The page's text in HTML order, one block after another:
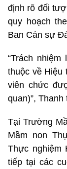
định rõ đối
quy hoạch
Ban Cán sự
“Trách
thuộc về Hiệu
viên chức
quan)”,
Tại Trường
Mầm non
Thực nghiệm
tiếp tại các